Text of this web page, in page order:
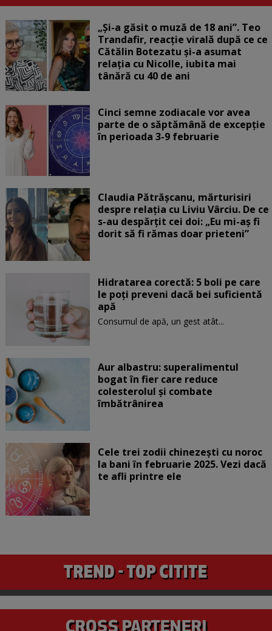
„Și-a găsit o muză de 18 ani”. Teo
Trandafir, reacție virală după ce ce
Cătălin Botezatu și-a asumat
relația cu Nicolle, iubita mai
tânără cu 40 de ani
Cinci semne zodiacale vor avea
parte de o săptămână de excepție
în perioada 3-9 februarie
Claudia Pătrășcanu, mărturisiri
despre relația cu Liviu Vârciu. De ce
s-au despărțit cei doi: „Eu mi-aș fi
dorit să fi rămas doar prieteni”
Hidratarea corectă: 5 boli pe care
le poți preveni dacă bei suficientă
apă
Consumul de apă, un gest atât...
Aur albastru: superalimentul
bogat în fier care reduce
colesterolul și combate
îmbătrânirea
Cele trei zodii chinezești cu noroc
la bani în februarie 2025. Vezi dacă
te afli printre ele